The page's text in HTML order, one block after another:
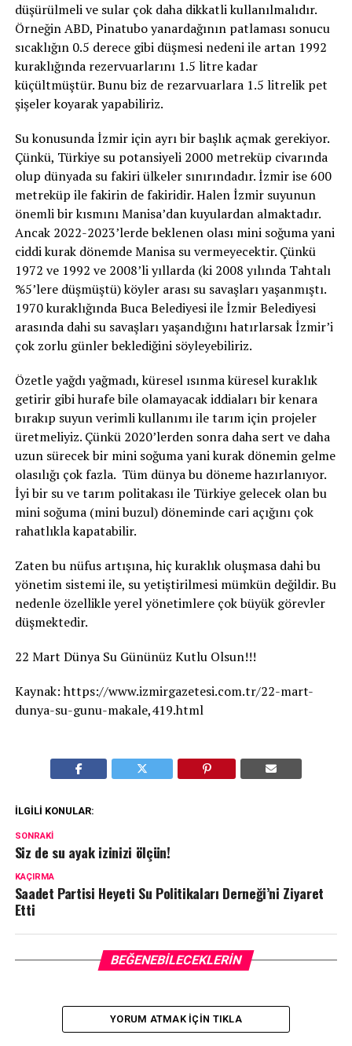
düşürülmeli ve sular çok daha dikkatli kullanılmalıdır.
Örneğin ABD, Pinatubo yanardağının patlaması sonucu
sıcaklığın 0.5 derece gibi düşmesi nedeni ile artan 1992
kuraklığında rezervuarlarını 1.5 litre kadar
küçültmüştür. Bunu biz de rezarvuarlara 1.5 litrelik pet
şişeler koyarak yapabiliriz.
Su konusunda İzmir için ayrı bir başlık açmak gerekiyor.
Çünkü, Türkiye su potansiyeli 2000 metreküp civarında
olup dünyada su fakiri ülkeler sınırındadır. İzmir ise 600
metreküp ile fakirin de fakiridir. Halen İzmir suyunun
önemli bir kısmını Manisa’dan kuyulardan almaktadır.
Ancak 2022-2023’lerde beklenen olası mini soğuma yani
ciddi kurak dönemde Manisa su vermeyecektir. Çünkü
1972 ve 1992 ve 2008’li yıllarda (ki 2008 yılında Tahtalı
%5’lere düşmüştü) köyler arası su savaşları yaşanmıştı.
1970 kuraklığında Buca Belediyesi ile İzmir Belediyesi
arasında dahi su savaşları yaşandığını hatırlarsak İzmir’i
çok zorlu günler beklediğini söyleyebiliriz.
Özetle yağdı yağmadı, küresel ısınma küresel kuraklık
getirir gibi hurafe bile olamayacak iddiaları bir kenara
bırakıp suyun verimli kullanımı ile tarım için projeler
üretmeliyiz. Çünkü 2020’lerden sonra daha sert ve daha
uzun sürecek bir mini soğuma yani kurak dönemin gelme
olasılığı çok fazla. Tüm dünya bu döneme hazırlanıyor.
İyi bir su ve tarım politakası ile Türkiye gelecek olan bu
mini soğuma (mini buzul) döneminde cari açığını çok
rahatlıkla kapatabilir.
Zaten bu nüfus artışına, hiç kuraklık oluşmasa dahi bu
yönetim sistemi ile, su yetiştirilmesi mümkün değildir. Bu
nedenle özellikle yerel yönetimlere çok büyük görevler
düşmektedir.
22 Mart Dünya Su Gününüz Kutlu Olsun!!!
Kaynak: https://www.izmirgazetesi.com.tr/22-mart-
dunya-su-gunu-makale,419.html
İLGILI KONULAR:
SONRAKI
Siz de su ayak izinizi ölçün!
KAÇIRMA
Saadet Partisi Heyeti Su Politikaları Derneği’ni Ziyaret
Etti
BEĞENEBILECEKLERIN
YORUM ATMAK IÇIN TIKLA